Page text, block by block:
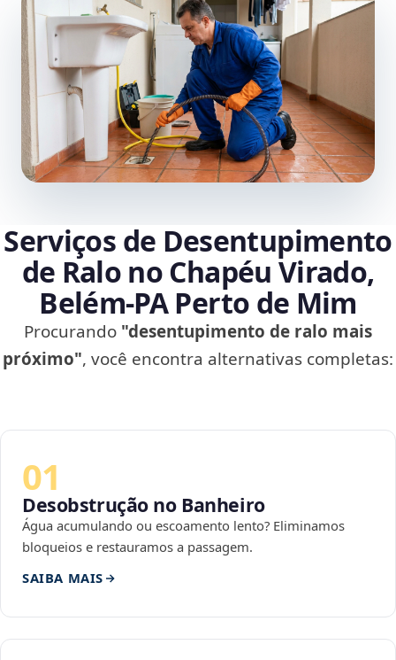
Serviços de Desentupimento
de Ralo no Chapéu Virado,
Belém‑PA Perto de Mim
Procurando "desentupimento de ralo mais
próximo", você encontra alternativas completas:
01
Desobstrução no Banheiro
Água acumulando ou escoamento lento? Eliminamos
bloqueios e restauramos a passagem.
SAIBA MAIS